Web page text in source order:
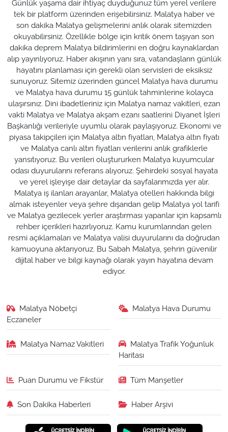
Günlük yaşama dair ihtiyaç duyduğunuz tüm yerel verilere
tek bir platform üzerinden erişebilirsiniz. Malatya haber ve
son dakika Malatya gelişmelerini anlık olarak sitemizden
okuyabilirsiniz. Özellikle bölge için kritik önem taşıyan son
dakika deprem Malatya bildirimlerini en doğru kaynaklardan
alıp yayınlıyoruz. Haber akışının yanı sıra, vatandaşların günlük
hayatını planlaması için gerekli olan servisleri de eksiksiz
sunuyoruz. Sitemiz üzerinden güncel Malatya hava durumu
ve Malatya hava durumu 15 günlük tahminlerine kolayca
ulaşırsınız. Dini ibadetleriniz için Malatya namaz vakitleri, ezan
vakti Malatya ve Malatya akşam ezanı saatlerini Diyanet İşleri
Başkanlığı verileriyle uyumlu olarak paylaşıyoruz. Ekonomi ve
piyasa takipçileri için Malatya altın fiyatları, Malatya altın fiyatı
ve Malatya canlı altın fiyatları verilerini anlık grafiklerle
yansıtıyoruz. Bu verileri oluştururken Malatya kuyumcular
odası duyurularını referans alıyoruz. Şehirdeki sosyal hayata
ve yerel işleyişe dair detaylar da sayfalarımızda yer alır.
Malatya iş ilanları arayanlar, Malatya otelleri hakkında bilgi
almak isteyenler veya şehre dışarıdan gelip Malatya yol tarifi
ve Malatya gezilecek yerler araştırması yapanlar için kapsamlı
rehber içerikleri hazırlıyoruz. Kamu kurumlarından gelen
resmi açıklamaları ve Malatya valisi duyurularını da doğrudan
kamuoyuna aktarıyoruz. Bu Sabah Malatya, şehrin güvenilir
dijital haber ve bilgi kaynağı olarak yayın hayatına devam
ediyor.
Malatya Nöbetçi
Eczaneler
Malatya Hava Durumu
Malatya Namaz Vakitleri
Malatya Trafik Yoğunluk
Haritası
Puan Durumu ve Fikstür Tüm Manşetler
Son Dakika Haberleri Haber Arşivi